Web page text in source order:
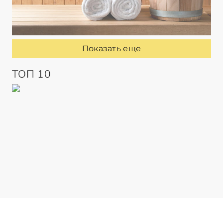
Показать еще
ТОП 10